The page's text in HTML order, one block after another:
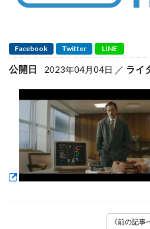
Facebook Twitter LINE
公開日 2023年04月04日 ライ
《前の記事